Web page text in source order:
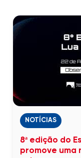
NOTÍCIAS
8ª edição do
promove